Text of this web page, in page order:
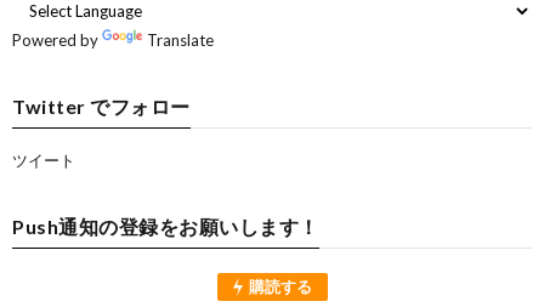
Powered by Translate
Twitter でフォロー
ツイート
Push通知の登録をお願いします！
購読する